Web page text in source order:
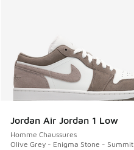
Jordan Air Jordan 1 Low
Homme Chaussures
Olive Grey - Enigma Stone - Summit